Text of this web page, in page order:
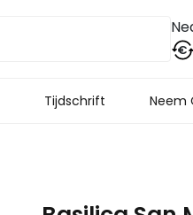
€
Tijdschrift Neem